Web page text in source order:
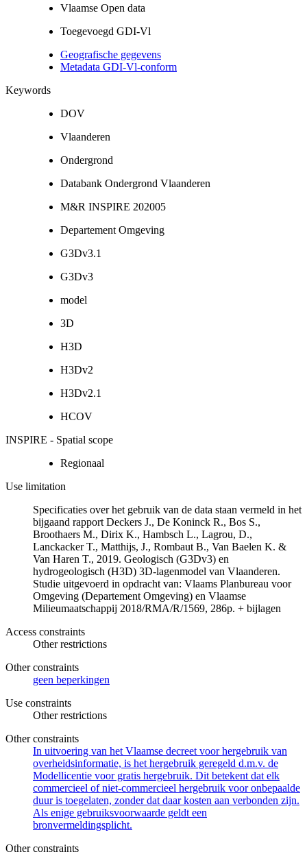
Vlaamse Open data
Toegevoegd GDI-Vl
Geografische gegevens
Metadata GDI-Vl-conform
Keywords
DOV
Vlaanderen
Ondergrond
Databank Ondergrond Vlaanderen
M&R INSPIRE 202005
Departement Omgeving
G3Dv3.1
G3Dv3
model
3D
H3D
H3Dv2
H3Dv2.1
HCOV
INSPIRE - Spatial scope
Regionaal
Use limitation
Specificaties over het gebruik van de data staan vermeld in het
bijgaand rapport Deckers J., De Koninck R., Bos S.,
Broothaers M., Dirix K., Hambsch L., Lagrou, D.,
Lanckacker T., Matthijs, J., Rombaut B., Van Baelen K. &
Van Haren T., 2019. Geologisch (G3Dv3) en
hydrogeologisch (H3D) 3D-lagenmodel van Vlaanderen.
Studie uitgevoerd in opdracht van: Vlaams Planbureau voor
Omgeving (Departement Omgeving) en Vlaamse
Milieumaatschappij 2018/RMA/R/1569, 286p. + bijlagen
Access constraints
Other restrictions
Other constraints
geen beperkingen
Use constraints
Other restrictions
Other constraints
In uitvoering van het Vlaamse decreet voor hergebruik van
overheidsinformatie, is het hergebruik geregeld d.m.v. de
Modellicentie voor gratis hergebruik. Dit betekent dat elk
commercieel of niet-commercieel hergebruik voor onbepaalde
duur is toegelaten, zonder dat daar kosten aan verbonden zijn.
Als enige gebruiksvoorwaarde geldt een
bronvermeldingsplicht.
Other constraints